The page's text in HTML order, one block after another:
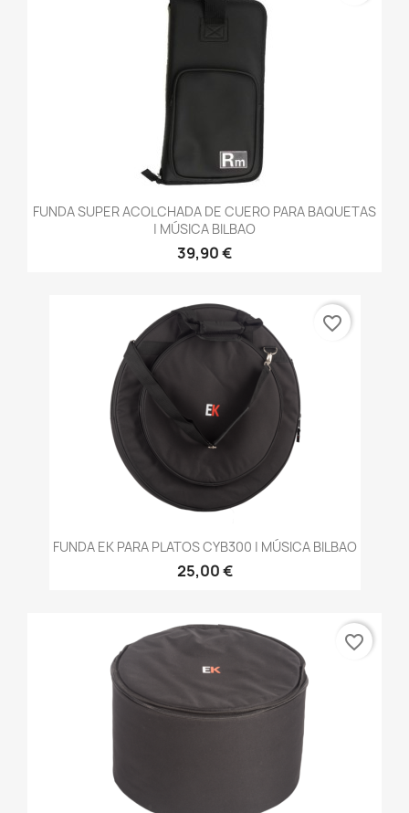
FUNDA SUPER ACOLCHADA DE CUERO PARA BAQUETAS
| MÚSICA BILBAO
39,90 €
FUNDA EK PARA PLATOS CYB300 | MÚSICA BILBAO
25,00 €
favorite_border
favorite_border